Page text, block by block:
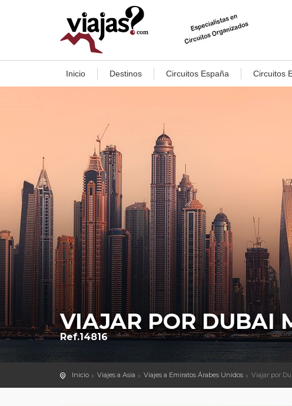
Inicio Destinos Circuitos España Circuitos
VIAJAR POR DUBAI
Ref.14816
Inicio Viajes a Asia Viajes a Emiratos Árabes Unidos Viajar por